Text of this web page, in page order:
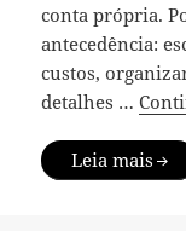
conta própria.
antecedência:
custos,
detalhes …
Leia mais